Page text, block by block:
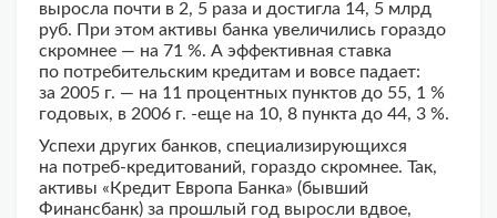
выросла почти в 2, 5 раза и достигла 14, 5 млрд
руб. При этом активы банка увеличились гораздо
скромнее — на 71 %. А эффективная ставка
по потребительским кредитам и вовсе падает:
за 2005 г. — на 11 процентных пунктов до 55, 1 %
годовых, в 2006 г. -еще на 10, 8 пункта до 44, 3 %.
Успехи других банков, специализирующихся
на потреб-кредитований, гораздо скромнее. Так,
активы «Кредит Европа Банка» (бывший
Финансбанк) за прошлый год выросли вдвое,